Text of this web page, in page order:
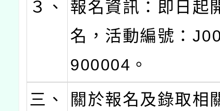
３、
報名資訊：即日起
名，活動編號：
900004。
三、
關於報名及錄取相